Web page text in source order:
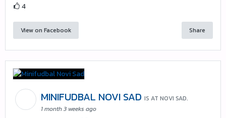
4
View on Facebook Share
MINIFUDBAL NOVI SAD IS AT NOVI SAD.
1 month 3 weeks ago